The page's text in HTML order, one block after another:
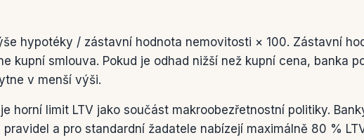
hypotéky / zástavní hodnota nemovitosti × 100. Zástavní
kupní smlouva. Pokud je odhad nižší než kupní cena, banka
v menší výši.
horní limit LTV jako součást makroobezřetnostní politiky.
a pro standardní žadatele nabízejí maximálně 80 %